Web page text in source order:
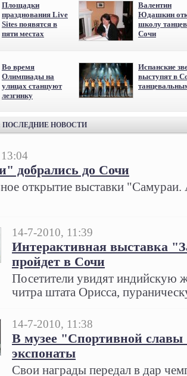
Площадки
празднования Live
Sites появятся в
пяти местах
Валентин
Юдашкин
школу
Сочи
Во время
Олимпиады на
улицах станцуют
лезгинку
Испанские
выступят в
ПОСЛЕДНИЕ НОВОСТИ
добрались до Сочи
открытие выставки "Самураи.
14-7-2010, 11:39
Интерактивная выставка
пройдет в Сочи
Посетители увидят индийскую
читра штата Орисса,
14-7-2010, 11:38
В музее "Спортивной
экспонаты
Свои награды передал в дар